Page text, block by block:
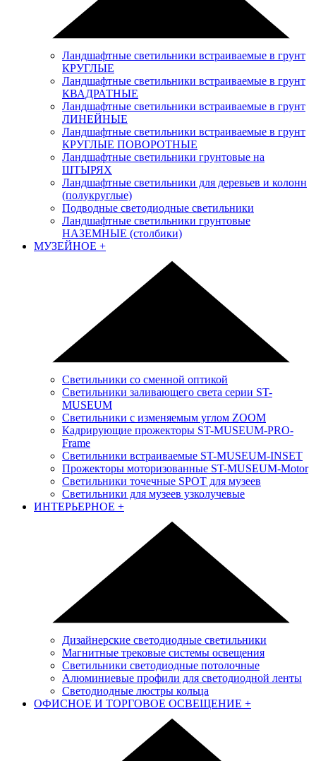
Ландшафтные светильники встраиваемые в грунт
КРУГЛЫЕ
Ландшафтные светильники встраиваемые в грунт
КВАДРАТНЫЕ
Ландшафтные светильники встраиваемые в грунт
ЛИНЕЙНЫЕ
Ландшафтные светильники встраиваемые в грунт
КРУГЛЫЕ ПОВОРОТНЫЕ
Ландшафтные светильники грунтовые на
ШТЫРЯХ
Ландшафтные светильники для деревьев и колонн
(полукруглые)
Подводные светодиодные светильники
Ландшафтные светильники грунтовые
НАЗЕМНЫЕ (столбики)
МУЗЕЙНОЕ +
Светильники со сменной оптикой
Светильники заливающего света серии ST-
MUSEUM
Светильники с изменяемым углом ZOOM
Кадрирующие прожекторы ST-MUSEUM-PRO-
Frame
Светильники встраиваемые ST-MUSEUM-INSET
Прожекторы моторизованные ST-MUSEUM-Motor
Светильники точечные SPOT для музеев
Светильники для музеев узколучевые
ИНТЕРЬЕРНОЕ +
Дизайнерские светодиодные светильники
Магнитные трековые системы освещения
Светильники светодиодные потолочные
Алюминиевые профили для светодиодной ленты
Светодиодные люстры кольца
ОФИСНОЕ И ТОРГОВОЕ ОСВЕЩЕНИЕ +